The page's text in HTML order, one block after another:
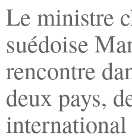
Le ministre
suédoise
rencontre
deux pays,